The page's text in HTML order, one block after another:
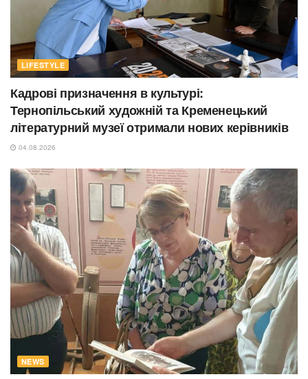
LIFESTYLE
Кадрові призначення в культурі:
Тернопільський художній та Кременецький
літературний музеї отримали нових керівників
04.08.2026
NEWS